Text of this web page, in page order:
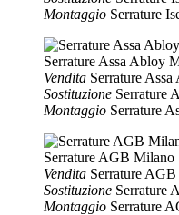
Montaggio Serrature
Serrature Assa Abloy
Vendita Serrature
Sostituzione Serrature
Montaggio Serrature
Serrature AGB Milano
Vendita Serrature
Sostituzione Serrature
Montaggio Serrature